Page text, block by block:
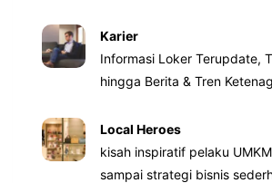
Karier
Informasi Loker Terupdate,
hingga Berita & Tren
Local Heroes
kisah inspiratif pelaku
sampai strategi bisnis